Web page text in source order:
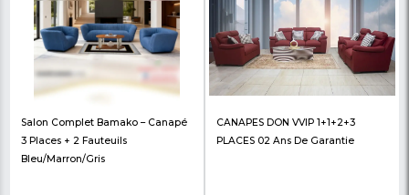
485,675 XAF
695,000 XAF
Lumineux
958,675 XAF
1,289,525 XAF